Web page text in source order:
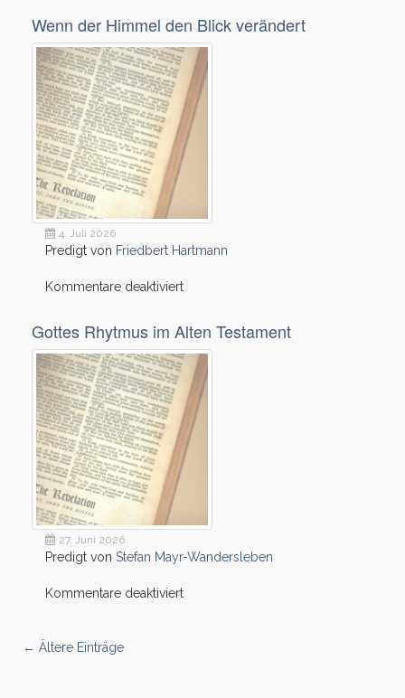
das
keiner
kommen
sah
Wenn der Himmel den Blick verändert
4. Juli 2026
Predigt von Friedbert Hartmann
Kommentare deaktiviertfür
Himmel
den
Blick
verändert
Gottes Rhytmus im Alten Testament
27. Juni 2026
Predigt von Stefan Mayr-Wandersleben
Kommentare deaktiviertfür
← Ältere Einträge